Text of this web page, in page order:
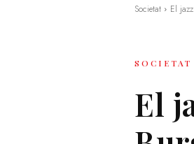
Societat El
SOCIETAT
El